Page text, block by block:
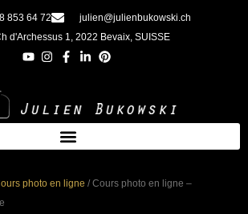
853 64 72
julien@julienbukowski.ch
d'Archessus 1, 2022 Bevaix, SUISSE
photo en ligne / Cours photo en ligne –